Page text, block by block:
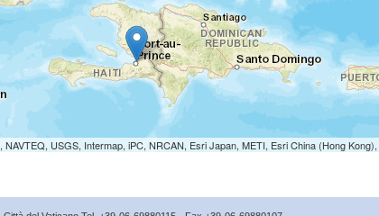
USGS, Intermap, iPC, NRCAN, Esri Japan, METI, Esri China (Hong